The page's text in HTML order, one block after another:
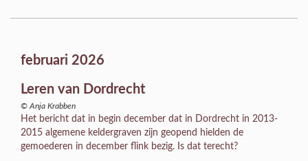
februari 2026
Leren van Dordrecht
© Anja Krabben
Het bericht dat in begin december dat in Dordrecht in 2013-
2015 algemene keldergraven zijn geopend hielden de
gemoederen in december flink bezig. Is dat terecht?